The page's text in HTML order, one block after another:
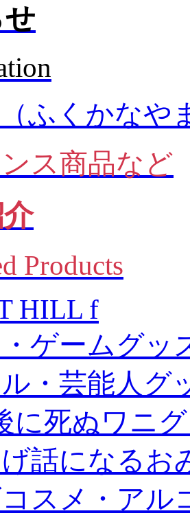
ふくかなや
ス商品など
Products
HILL f
ゲームグッ
・芸能人グ
に死ぬワニ
話になるお
スメ・アル